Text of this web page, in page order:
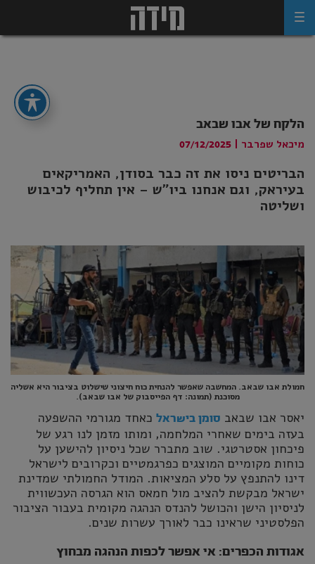
הלקח של אבו שבאב
מיכאל שפרבר
07/12/2025
הבריטים ניסו את זה כבר בסודן, האמריקאים
בעיראק, וגם אנחנו ביו"ש – אין תחליף לכיבוש
ושליטה
חמולת אבו שבאב. המחשבה שאפשר להנחית כוח חיצוני שישלוט בציבור היא אשליה
מסוכנת (תמונה: דף הפייסבוק של אבו שבאב).
יאסר אבו שבאב סומן בישראל כאחד מגורמי ההשפעה
בעזה בימים שאחרי המלחמה, ומותו מזמן לנו רגע של
פיכחון אסטרטגי. שוב מתברר שכל ניסיון להישען על
כוחות מקומיים המוצגים כפרגמטיים וכקרובים לישראל
דינו להתנפץ על סלע המציאות. המודל החמולתי שמדינת
ישראל מבקשת להציב מול חמאס הוא הגרסה העכשווית
לניסיון הישן והכושל להנדס הנהגה מקומית בעבור הציבור
הפלסטיני שראינו כבר לאורך עשרות שנים.
אגודות הכפרים: אי אפשר לכפות הנהגה מבחוץ